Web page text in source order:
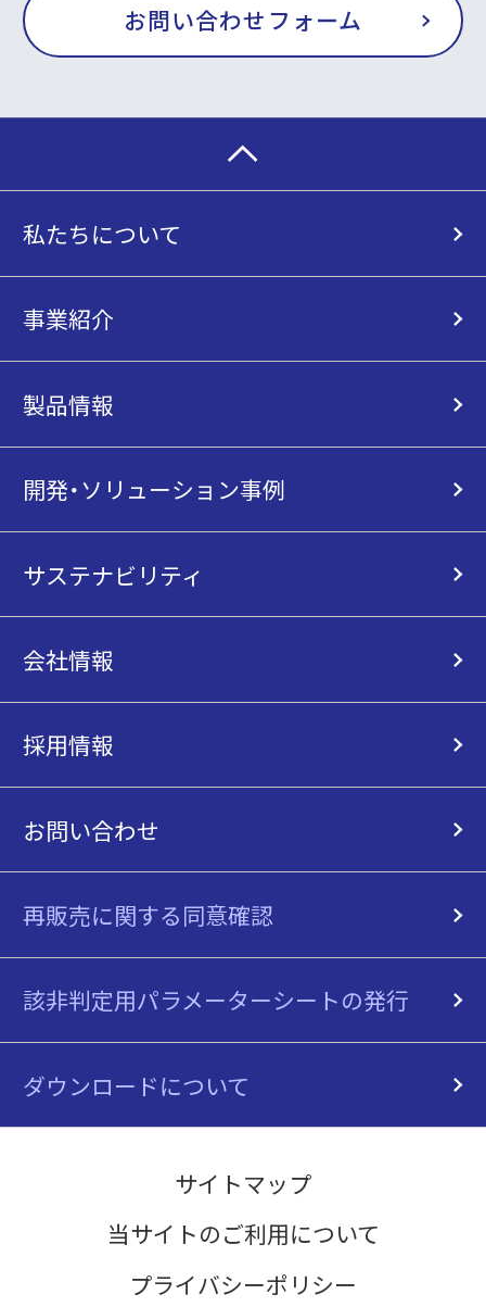
お問い合わせフォーム
私たちについて
事業紹介
製品情報
開発・ソリューション事例
サステナビリティ
会社情報
採用情報
お問い合わせ
再販売に関する同意確認
該非判定用パラメーターシートの発行
ダウンロードについて
サイトマップ
当サイトのご利用について
プライバシーポリシー